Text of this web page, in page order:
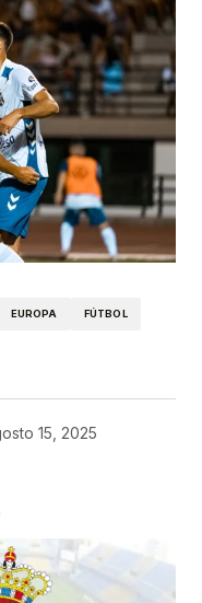
EUROPA FÚTBOL
15, 2025